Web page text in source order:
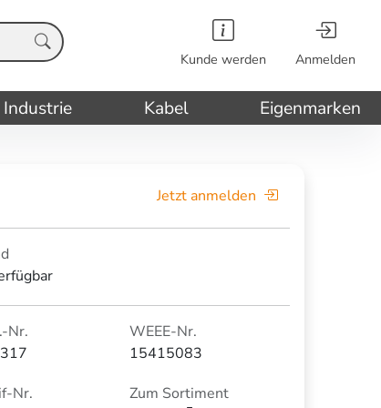
Kunde werden Anmelden
Industrie Kabel Eigenmarken
Jetzt anmelden
Nr.
WEEE-Nr.
15415083
Nr.
Zum Sortiment